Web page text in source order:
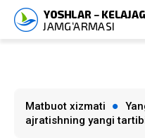
Matbuot xizmati
ajratishning yangi